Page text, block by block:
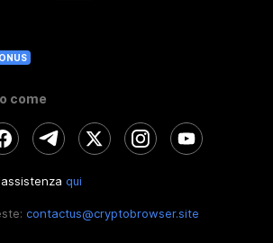
come
qui
contactus@cryptobrowser.site